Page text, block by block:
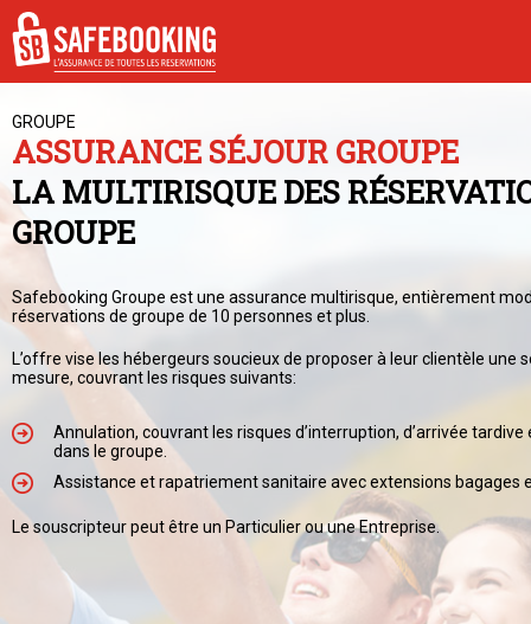
GROUPE
ASSURANCE SÉJOUR GROUPE
LA MULTIRISQUE DES
GROUPE
Safebooking Groupe est une assurance multirisque, entièrement
réservations de groupe de 10 personnes et plus.
L’offre vise les hébergeurs soucieux de proposer à leur clientèle une
mesure, couvrant les risques suivants:
Annulation, couvrant les risques d’interruption, d’arrivée tardive
dans le groupe.
Assistance et rapatriement sanitaire avec extensions bagages
Le souscripteur peut être un Particulier ou une Entreprise.